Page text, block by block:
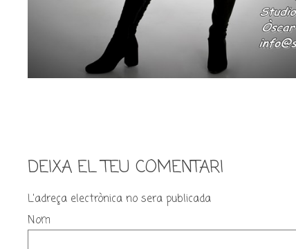
DEIXA EL TEU COMENTARI
L'adreça electrònica no sera publicada
Nom